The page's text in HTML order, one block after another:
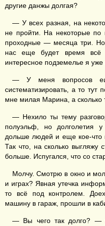
другие данжы долгая?
— У всех разная, на
не пройти. На некоторые
проходные — месяца три.
нас еще будет время всё
интересное подземелье я уже
— У меня вопросов
систематизировать, а то тут
мне милая Марина, а сколько
— Нехило ты тему
полуэльф, но долголетия
дольше людей и еще кое-что
Так что, на сколько выгляжу
больше. Испугался, что со
Молчу. Смотрю в окно и
и играх? Явная утечка
то всё под контролем.
машину в гараж, прошли в
— Вы чего так долго? —